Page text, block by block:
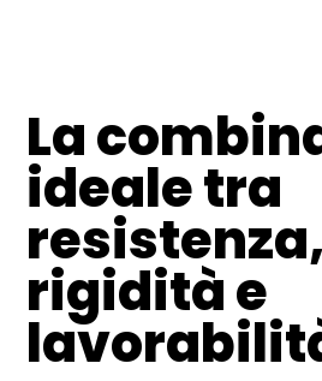
La
ideale tra
resistenza,
rigidità e